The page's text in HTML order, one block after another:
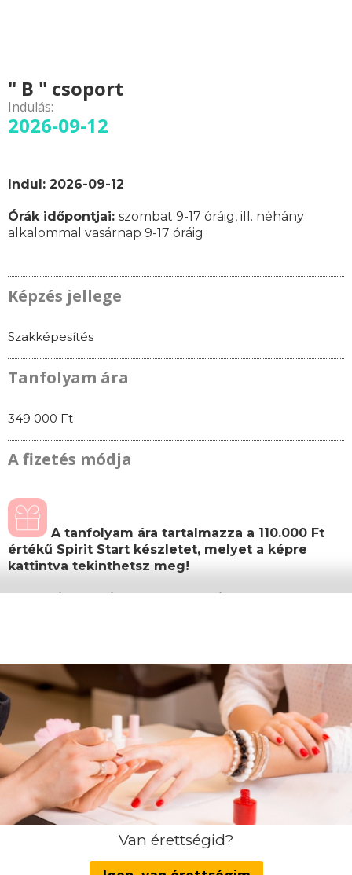
Van érettségid?
" B " csoport
Indulás:
2026-09-12
Indul: 2026-09-12
Órák időpontjai: szombat 9-17 óráig, ill. néhány
alkalommal vasárnap 9-17 óráig
Képzés jellege
Szakképesítés
Tanfolyam ára
349 000 Ft
A fizetés módja
A tanfolyam ára tartalmazza a 110.000 Ft
értékű Spirit Start készletet, melyet a képre
kattintva tekinthetsz meg!
Most minden új hallgatónknak ingyenes
Továbbá a regisztráció után
megküldöttAjándékutalványunkon
feltüntetett
termékek közül is választhatsz egyet!
A képzés teljes költsége, amely tartalmazza a
Spirit Start csomagot:
Képzési díj: 349.000 Ft(egyösszegű befizetés
esetén)
Amennyiben nem egyösszegű befizetést választ,
akkor a részletfizetés az alábbiak szerint alakul: